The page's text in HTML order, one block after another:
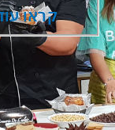
קראו